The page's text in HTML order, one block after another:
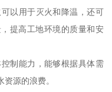
以用于灭火和降温，还可
提高工地环境的质量和安
制能力，能够根据具体需
源的浪费。